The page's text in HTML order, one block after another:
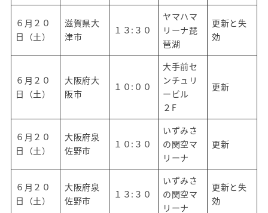
６月２０
日（土）
滋賀県大
津市
１３:３０
ヤマハマ
リーナ琵
琶湖
更新と失
効
６月２０
日（土）
大阪府大
阪市
１０:００
大手前セ
ンチュリ
ービル
２F
更新
６月２０
日（土）
大阪府泉
佐野市
１０:３０
いずみさ
の関空マ
リーナ
更新
６月２０
日（土）
大阪府泉
佐野市
１３:３０
いずみさ
の関空マ
リーナ
更新と失
効